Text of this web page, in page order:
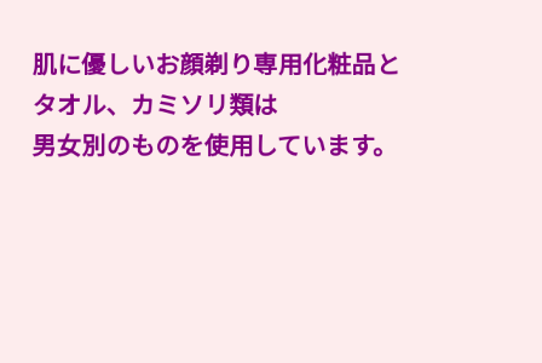
肌に優しいお顔剃り専用化粧品と
タオル、カミソリ類は
男女別のものを使用しています。